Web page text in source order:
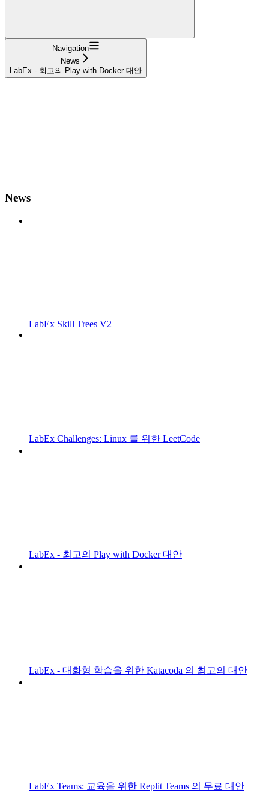
Navigation
News
LabEx - 최고의 Play with Docker 대안
News
LabEx Skill Trees V2
LabEx Challenges: Linux 를 위한 LeetCode
LabEx - 최고의 Play with Docker 대안
LabEx - 대화형 학습을 위한 Katacoda 의 최고의 대안
LabEx Teams: 교육을 위한 Replit Teams 의 무료 대안